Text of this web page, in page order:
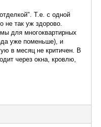
Т.е. с одной
не так уж здорово.
для многоквартирных
уже поменьше), и
в месяц не критичен. В
через окна, кровлю,